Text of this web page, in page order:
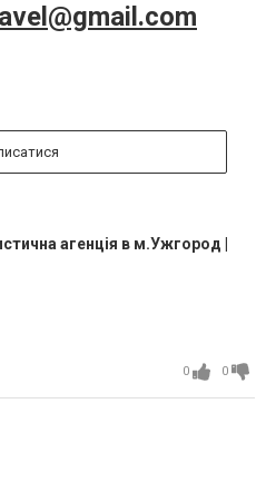
агенція в м.Ужгород |
0 0